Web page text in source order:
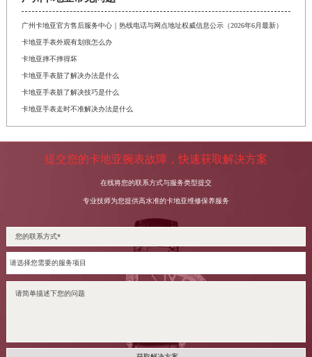
广州卡地亚官方售后服务中心｜热线电话与网点地址权威信息公示（2026年6月最新）
卡地亚手表外观有划痕怎么办
卡地亚摔不摔得坏
卡地亚手表脏了解决办法是什么
卡地亚手表脏了解决技巧是什么
卡地亚手表走时不准解决办法是什么
提交您的卡地亚腕表故障，快速获取解决方案
在线将您的联系方式与服务类型提交
专业技师为您提供高水准的卡地亚维修保养服务